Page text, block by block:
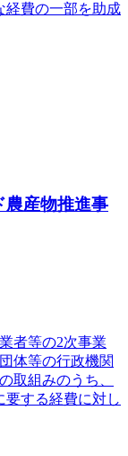
経費の一部を助成
農産物推進事
者等の2次事業
体等の行政機関
取組みのうち、
要する経費に対し